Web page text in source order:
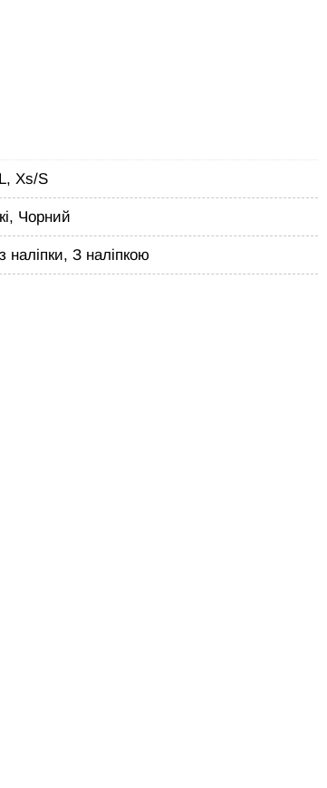
Xs/S
Чорний
наліпки, З наліпкою